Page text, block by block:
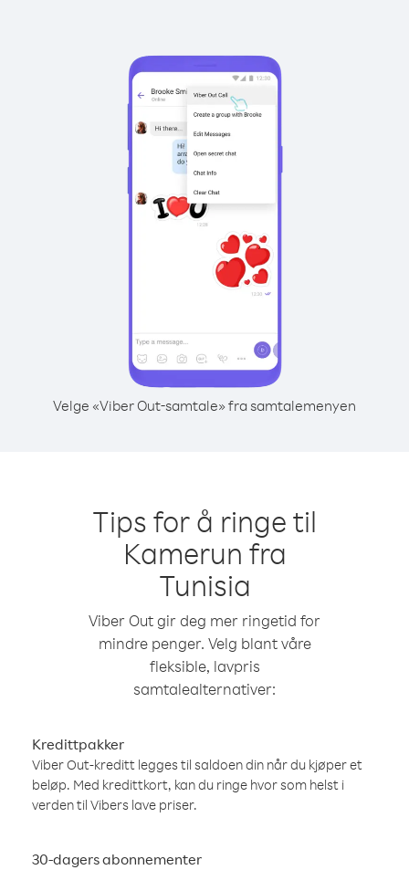
Velge «Viber Out-samtale» fra samtalemenyen
Tips for å ringe til
Kamerun fra
Tunisia
Viber Out gir deg mer ringetid for
mindre penger. Velg blant våre
fleksible, lavpris
samtalealternativer:
Kredittpakker
Viber Out-kreditt legges til saldoen din når du kjøper et
beløp. Med kredittkort, kan du ringe hvor som helst i
verden til Vibers lave priser.
30-dagers abonnementer